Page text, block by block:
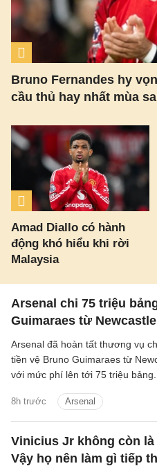
Bruno Fernandes hy
cầu thủ hay nhất mùa
Amad Diallo có hành
động khó hiểu khi rời
Malaysia
Arsenal chi 75 triệu
Guimaraes từ Newcastle
8h trước Arsenal
Arsenal đã hoàn tất thương vụ
tiền vệ Bruno Guimaraes từ
với mức phí lên tới 75 triệu bảng.
Vinicius Jr không còn
Vậy họ nên làm gì tiếp